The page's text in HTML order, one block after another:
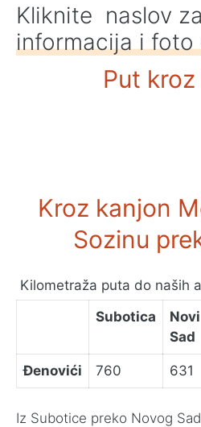
Kliknite naslov
informacija i foto
Put
Kroz kanjon
Sozinu
Kilometraža puta do naših
Subotica
Novi
Sad
Đenovići 760 631
Iz Subotice preko Novog